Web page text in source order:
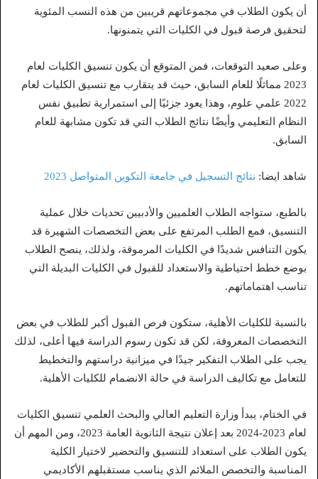
أن يكون الطلاب في مجموعاتهم قريبين من هذه النسب المئوية
لتحقيق فرصة قبول في الكليات التي يتمنونها.
وعلى صعيد التوقعات، فمن المتوقع أن يكون تنسيق الكليات لعام
2023 مماثلًا للعام السابق، حيث قد يتقارب مع تنسيق الكليات لعام
2022 علمي علوم، وهذا يعود جزئيًا إلى استمرارية تطبيق نفس
النظام التعليمي وأيضًا نتائج الطلاب التي قد تكون مشابهة للعام
السابق.
شاهد ايضا: نتائج التسجيل في جامعة التكوين المتواصل 2023
بالطبع، ستواجه الطلاب العلميين والأدبيين تحديات خلال عملية
التنسيق، فمع الطلب المرتفع على بعض التخصصات الشهيرة قد
يكون التنافس شديدًا في الكليات المرموقة، ولذلك، ينصح الطلاب
بوضع خطط احتياطية والاستعداد للقبول في الكليات البديلة التي
تناسب اهتماماتهم.
بالنسبة للكليات الأهلية، ستكون فرص القبول أكبر للطلاب في بعض
التخصصات المعروفة، لكن قد تكون رسوم الدراسة فيها أعلى، لذلك
يجب على الطلاب التفكير جيدًا في ميزانية دراستهم والتخطيط
للتعامل مع تكاليف الدراسة في حالة الانضمام للكليات الأهلية.
في الختام، يبدأ وزارة التعليم العالي والبحث العلمي تنسيق الكليات
لعام 2023-2024 بعد إعلان نتيجة الثانوية العامة 2023، ومن المهم أن
يكون الطلاب على استعداد للتنسيق والتحضير لاختيار الكلية
المناسبة والتخصص الملائم الذي يناسب مستقبلهم الأكاديمي